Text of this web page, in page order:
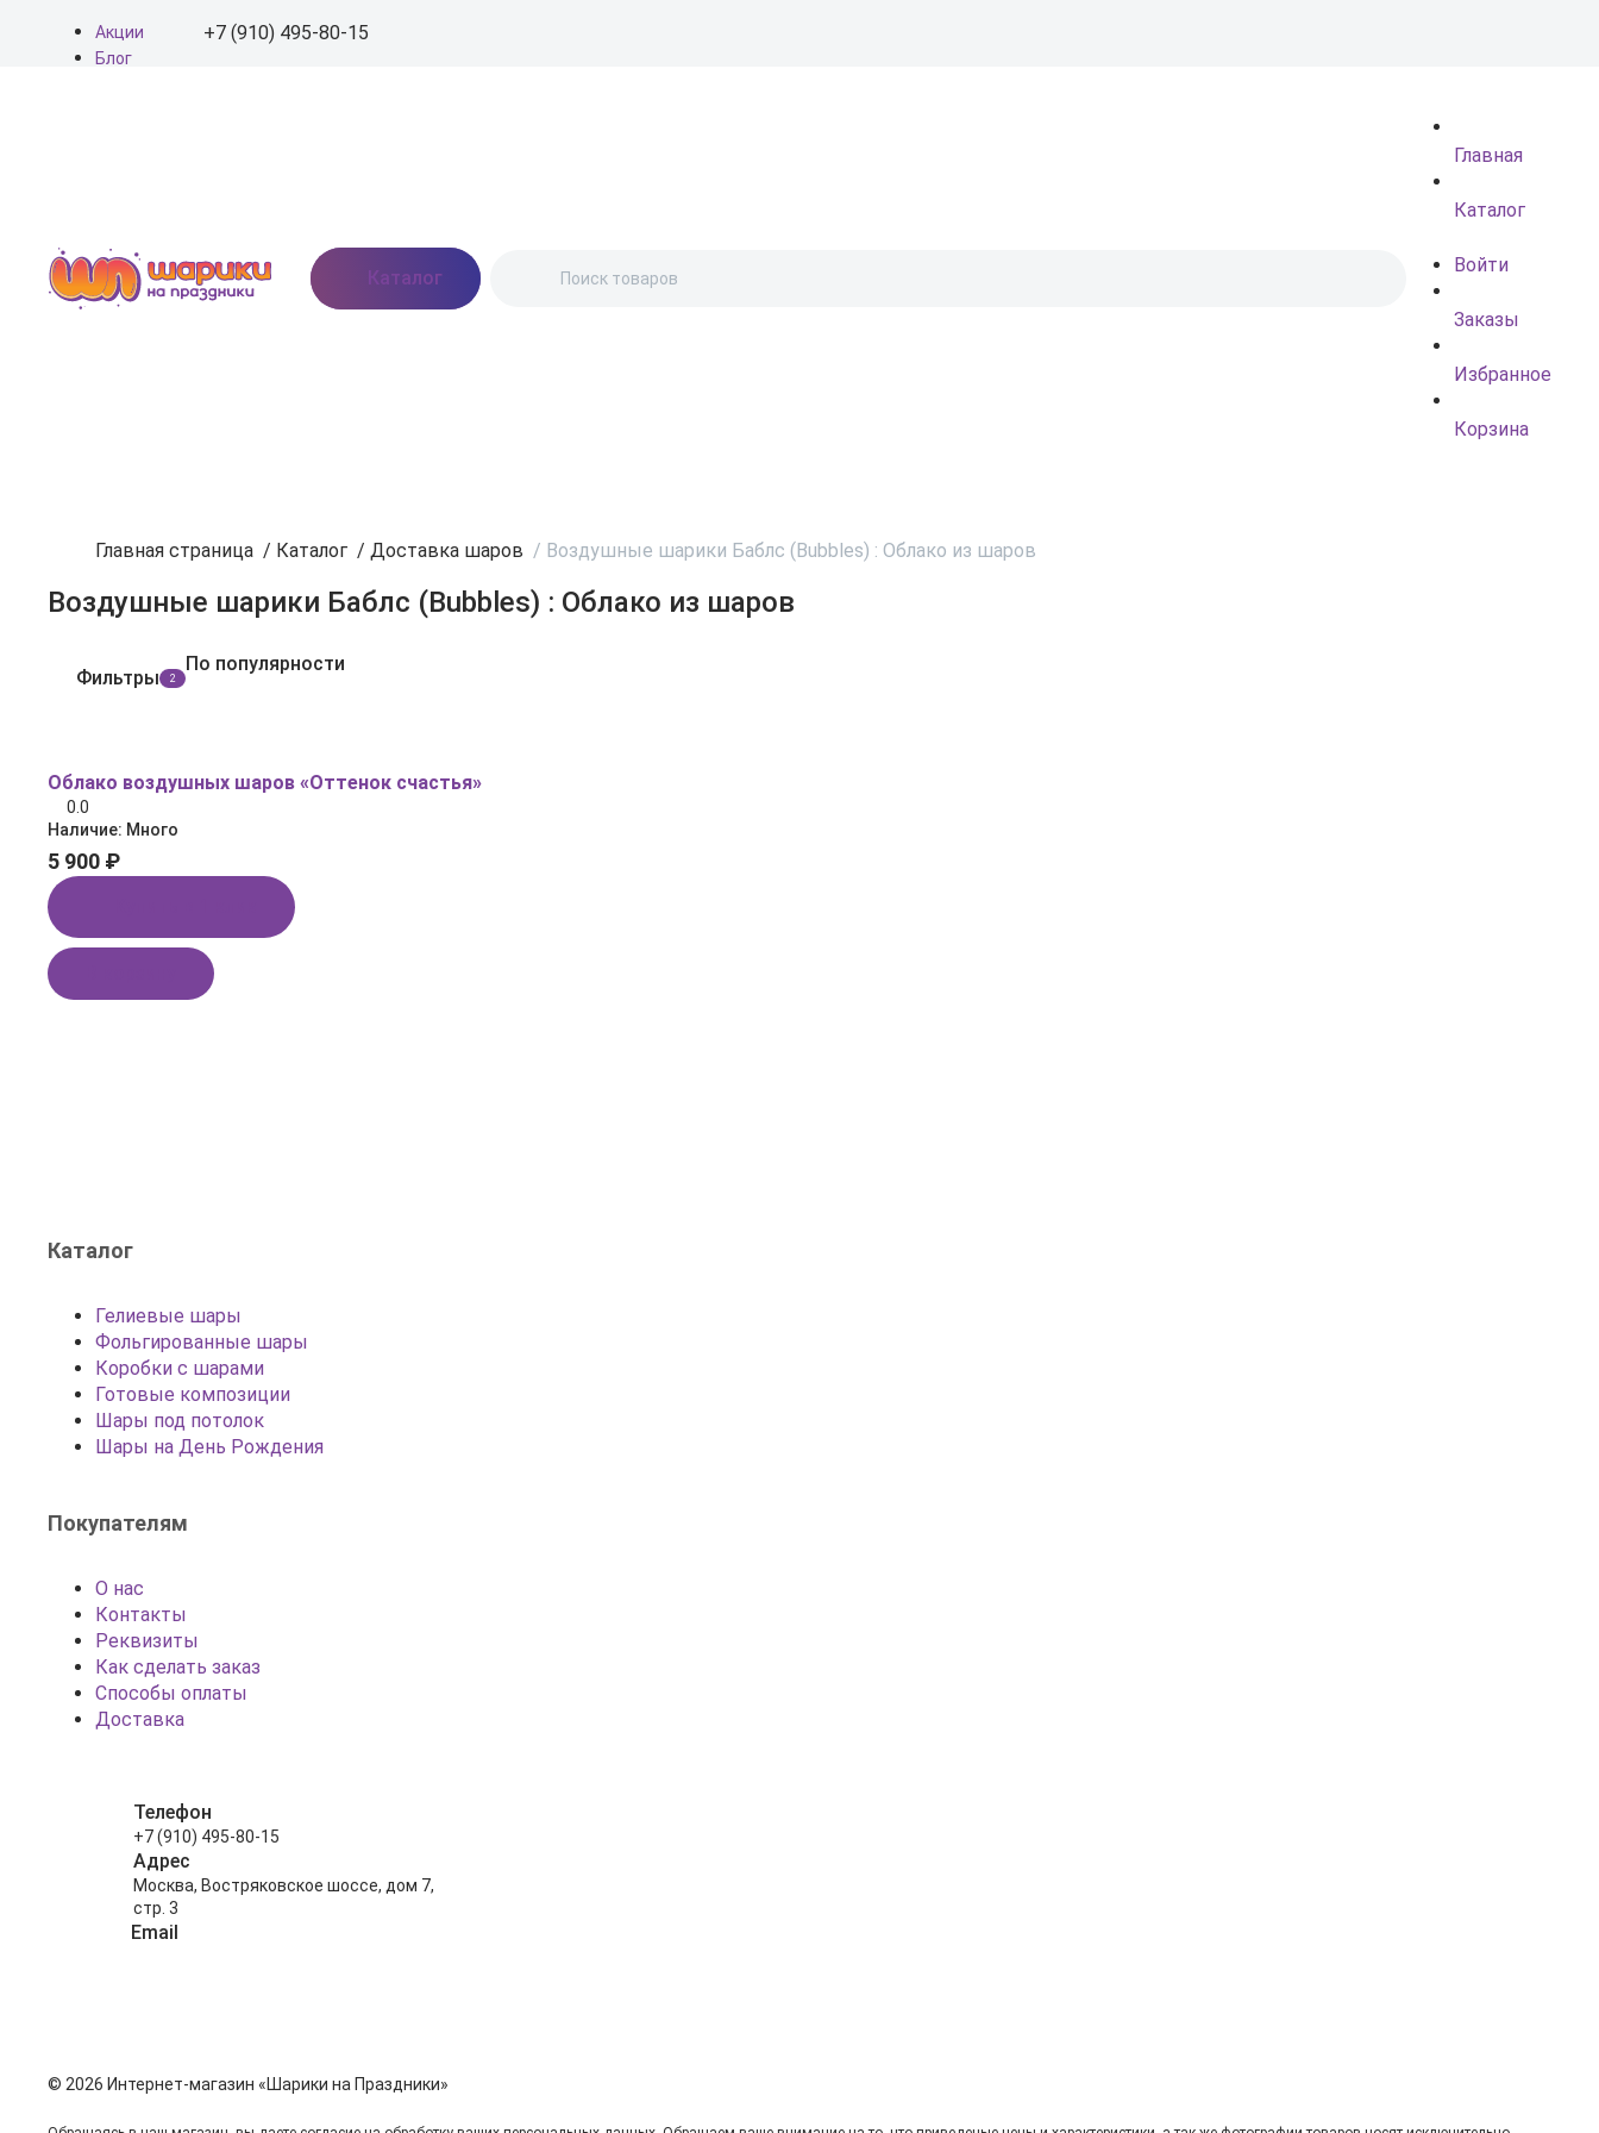
Акции
Блог
+7 (910) 495-80-15
Москва, Востряковское
шоссе, дом 7, стр. 3
Каталог
Главная
Каталог
Войти
Заказы
Избранное
Корзина
Главная страница / Каталог / Доставка шаров / Воздушные шарики Баблс (Bubbles) : Облако из шаров
Воздушные шарики Баблс (Bubbles) : Облако из шаров
Фильтры 2
По популярности
Облако воздушных шаров «Оттенок счастья»
0.0
Наличие: Много
5 900 ₽
Каталог
Гелиевые шары
Фольгированные шары
Коробки с шарами
Готовые композиции
Шары под потолок
Шары на День Рождения
Покупателям
О нас
Контакты
Реквизиты
Как сделать заказ
Способы оплаты
Доставка
Телефон
+7 (910) 495-80-15
Адрес
Москва, Востряковское шоссе, дом 7,
стр. 3
Email
© 2026 Интернет-магазин «Шарики на Праздники»